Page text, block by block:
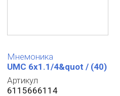
Мнемоника
UMC 6x1.1/4&quot / (40)
Артикул
6115666114